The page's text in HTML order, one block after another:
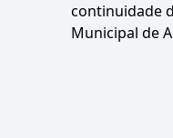
continuidade
Municipal de